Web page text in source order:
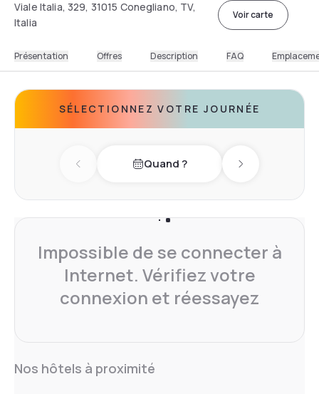
Viale Italia, 329, 31015 Conegliano, TV,
Italia
Voir carte
Présentation Offres Description FAQ
SÉLECTIONNEZ VOTRE JOURNÉE
Previous dayQuand ? Next day
Impossible de se connecter à
Internet. Vérifiez votre
connexion et réessayez
Nos hôtels à proximité